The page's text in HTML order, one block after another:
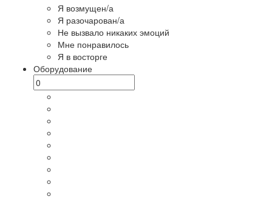
Я возмущен/а
Я разочарован/а
Не вызвало никаких эмоций
Мне понравилось
Я в восторге
Оборудование